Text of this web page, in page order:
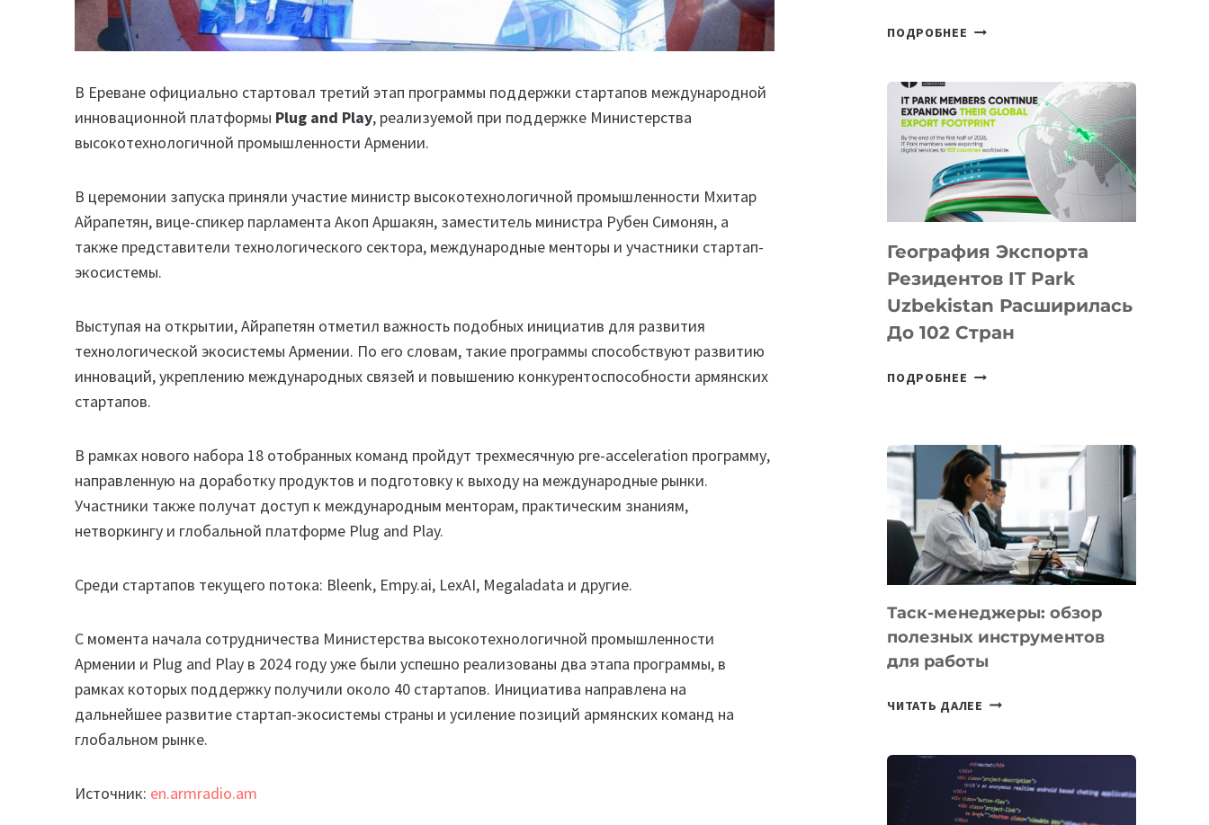
В Ереване официально стартовал третий этап программы поддержки стартапов международной
инновационной платформы Plug and Play, реализуемой при поддержке Министерства
высокотехнологичной промышленности Армении.
В церемонии запуска приняли участие министр высокотехнологичной промышленности Мхитар
Айрапетян, вице-спикер парламента Акоп Аршакян, заместитель министра Рубен Симонян, а
также представители технологического сектора, международные менторы и участники стартап-
экосистемы.
Выступая на открытии, Айрапетян отметил важность подобных инициатив для развития
технологической экосистемы Армении. По его словам, такие программы способствуют развитию
инноваций, укреплению международных связей и повышению конкурентоспособности армянских
стартапов.
В рамках нового набора 18 отобранных команд пройдут трехмесячную pre-acceleration программу,
направленную на доработку продуктов и подготовку к выходу на международные рынки.
Участники также получат доступ к международным менторам, практическим знаниям,
нетворкингу и глобальной платформе Plug and Play.
Среди стартапов текущего потока: Bleenk, Empy.ai, LexAI, Megaladata и другие.
С момента начала сотрудничества Министерства высокотехнологичной промышленности
Армении и Plug and Play в 2024 году уже были успешно реализованы два этапа программы, в
рамках которых поддержку получили около 40 стартапов. Инициатива направлена на
дальнейшее развитие стартап-экосистемы страны и усиление позиций армянских команд на
глобальном рынке.
Источник: en.armradio.am
ПОДРОБНЕЕ
ПОЯВЯТСЯ
НОВЫЕ
ПРЕДМЕТЫ
ПО
ИСКУССТВЕННОМУ
ИНТЕЛЛЕКТУ
География Экспорта
Резидентов IT Park
Uzbekistan Расширилась
До 102 Стран
ПОДРОБНЕЕ ГЕОГРАФИЯ
PARK
UZBEKISTAN
РАСШИРИЛАСЬ
ДО
102
СТРАН
Таск-менеджеры: обзор
полезных инструментов
для работы
ЧИТАТЬ ДАЛЕЕ ТАСК-
ПОЛЕЗНЫХ
ИНСТРУМЕНТОВ
ДЛЯ